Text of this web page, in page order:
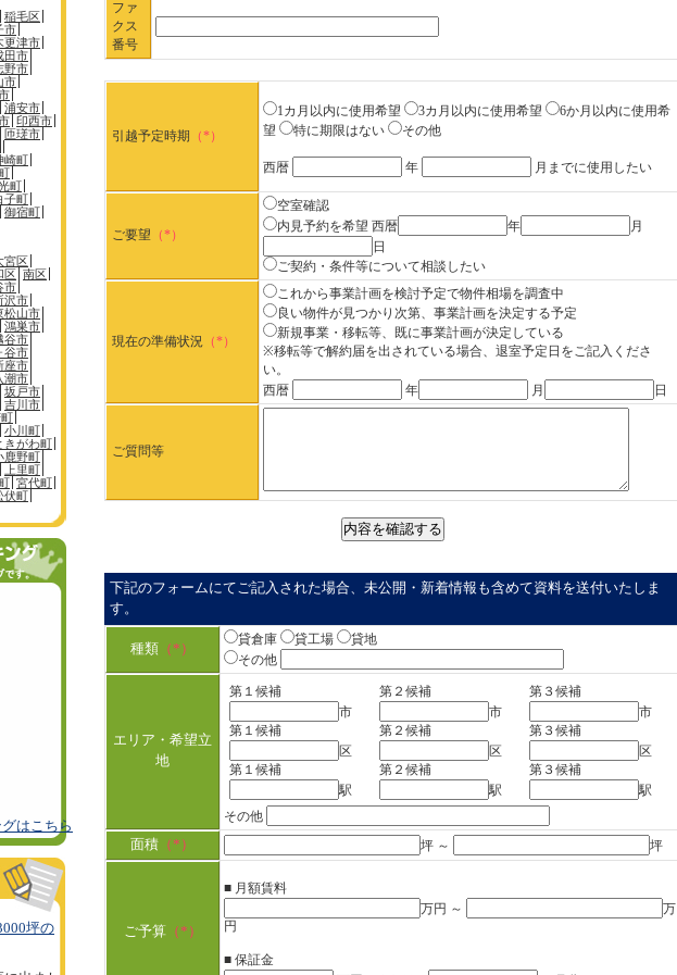
稲毛区
市
更津市
田市
野市
市
浦安市
印西市
匝瑳市
崎町
町
子町
御宿町
宮区
区 南区
市
沢市
松山市
鴻巣市
谷市
谷市
座市
潮市
坂戸市
吉川市
小川町
きがわ町
鹿野町
上里町
宮代町
伏町
はこちら
坪の
ファ
クス
番号
引越予定時期 （*）
1カ月以内に使用希望 3カ月以内に使用希望
6か月以内に使用希
望
特に期限はない その他
西暦 年 月までに使用したい
ご要望 （*）
空室確認
内見予約を希望 西暦 年
月
日
ご契約・条件等について相談したい
現在の準備状況 （*）
これから事業計画を検討予定で物件相場を調査中
良い物件が見つかり次第、事業計画を決定する予定
新規事業・移転等、既に事業計画が決定している
※移転等で解約届を出されている場合、退室予定日をご記入くださ
い。
西暦
年 月 日
ご質問等
下記のフォームにてご記入された場合、未公開・新着情報も含めて資料を送付いたしま
す。
種類 （*）
貸倉庫 貸工場
貸地
その他
エリア・希望立
地
第１候補
市
第１候補
区
第１候補
駅
第２候補
市
第２候補
区
第２候補
駅
第３候補
市
第３候補
区
第３候補
駅
その他
面積 （*） 坪 ～ 坪
ご予算（*）
■ 月額賃料
万円 ～
万
円
■ 保証金